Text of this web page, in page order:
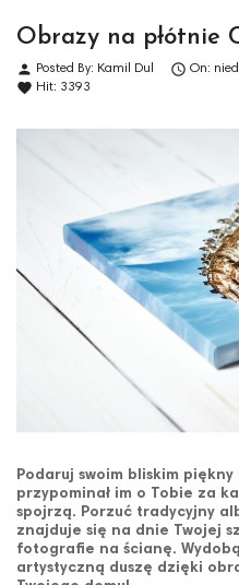
Obrazy na płótnie
person Posted By: Kamil Dul  On:
favorite Hit: 3393
Podaruj swoim bliskim
przypominał im o Tobie za
spojrzą. Porzuć tradycyjny
znajduje się na dnie Twojej
fotografie na ścianę.
artystyczną duszę dzięki